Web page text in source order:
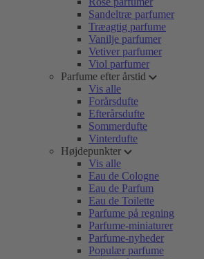
Sandeltræ parfumer
Træagtig parfume
Vanilje parfumer
Vetiver parfumer
Viol parfumer
Parfume efter årstid
Vis alle
Forårsdufte
Efterårsdufte
Sommerdufte
Vinterdufte
Højdepunkter
Vis alle
Eau de Cologne
Eau de Parfum
Eau de Toilette
Parfume på regning
Parfume-miniaturer
Parfume-nyheder
Populær parfume